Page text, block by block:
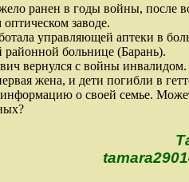
ранен в годы войны, после
заводе.
управляющей аптеки в
больнице (Барань).
вернулся с войны инвалидом.
жена, и дети погибли в
о своей семье.